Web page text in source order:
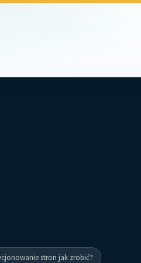
stron jak zrobić?